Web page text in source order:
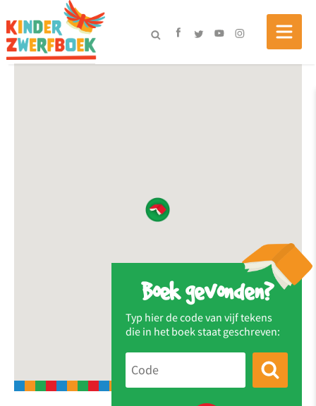
Boek gevonden?
Typ hier de code van vijf tekens
die in het boek staat geschreven: